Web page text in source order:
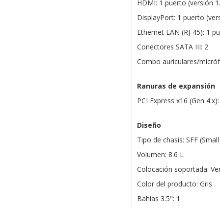
HDMI: 1 puerto (versión
DisplayPort: 1 puerto
Ethernet LAN (RJ-45): 1
Conectores SATA III: 2
Combo auriculares/
Ranuras de expansión
PCI Express x16 (Gen
Diseño
Tipo de chasis: SFF
Volumen: 8.6 L
Colocación soportada:
Color del producto: Gris
Bahías 3.5": 1